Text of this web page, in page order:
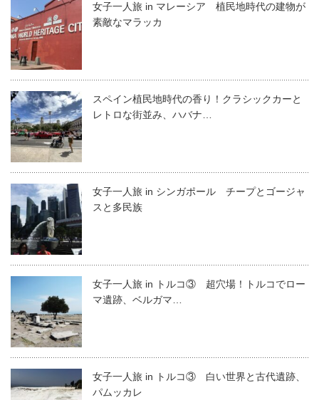
女子一人旅 in マレーシア 植民地時代の建物が
素敵なマラッカ
スペイン植民地時代の香り！クラシックカーと
レトロな街並み、ハバナ…
女子一人旅 in シンガポール チープとゴージャ
スと多民族
女子一人旅 in トルコ③ 超穴場！トルコでロー
マ遺跡、ベルガマ…
女子一人旅 in トルコ③ 白い世界と古代遺跡、
パムッカレ